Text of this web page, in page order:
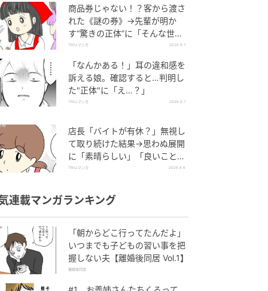
商品券じゃない！？客から渡さ
れた《謎の券》→先輩が明か
す“驚きの正体”に「そんな世代
差があるんですね」
TRILLマンガ 2026.8.7
「なんかある！」耳の違和感を
訴える娘。確認すると…判明し
た"正体"に「え…？」
TRILLマンガ 2026.8.7
店長「バイトが有休？」無視し
て取り続けた結果→思わぬ展開
に「素晴らしい」「良いことし
ましたね」
TRILLマンガ 2026.8.6
連載マンガランキング
「朝からどこ行ってたんだよ」
いつまでも子どもの習い事を把
握しない夫【離婚後同居 Vol.1】
離婚後同居